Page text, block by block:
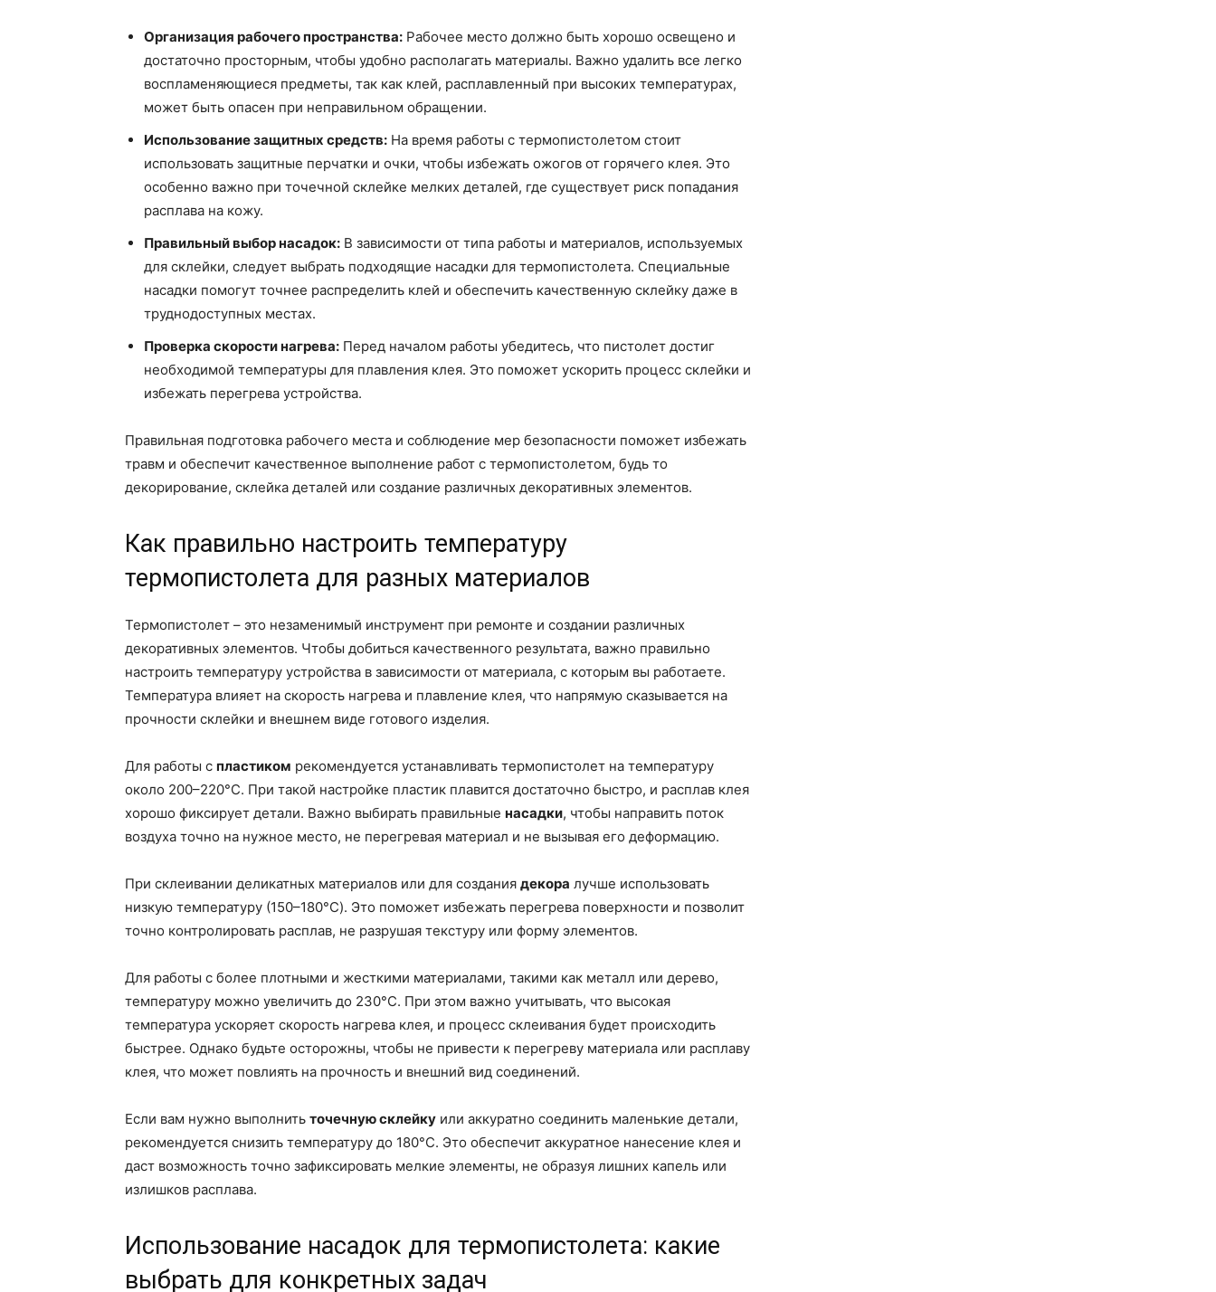
Организация рабочего пространства: Рабочее место должно быть хорошо освещено и
достаточно просторным, чтобы удобно располагать материалы. Важно удалить все легко
воспламеняющиеся предметы, так как клей, расплавленный при высоких температурах,
может быть опасен при неправильном обращении.
Использование защитных средств: На время работы с термопистолетом стоит
использовать защитные перчатки и очки, чтобы избежать ожогов от горячего клея. Это
особенно важно при точечной склейке мелких деталей, где существует риск попадания
расплава на кожу.
Правильный выбор насадок: В зависимости от типа работы и материалов, используемых
для склейки, следует выбрать подходящие насадки для термопистолета. Специальные
насадки помогут точнее распределить клей и обеспечить качественную склейку даже в
труднодоступных местах.
Проверка скорости нагрева: Перед началом работы убедитесь, что пистолет достиг
необходимой температуры для плавления клея. Это поможет ускорить процесс склейки и
избежать перегрева устройства.
Правильная подготовка рабочего места и соблюдение мер безопасности поможет избежать
травм и обеспечит качественное выполнение работ с термопистолетом, будь то
декорирование, склейка деталей или создание различных декоративных элементов.
Как правильно настроить температуру
термопистолета для разных материалов
Термопистолет – это незаменимый инструмент при ремонте и создании различных
декоративных элементов. Чтобы добиться качественного результата, важно правильно
настроить температуру устройства в зависимости от материала, с которым вы работаете.
Температура влияет на скорость нагрева и плавление клея, что напрямую сказывается на
прочности склейки и внешнем виде готового изделия.
Для работы с пластиком рекомендуется устанавливать термопистолет на температуру
около 200–220°C. При такой настройке пластик плавится достаточно быстро, и расплав клея
хорошо фиксирует детали. Важно выбирать правильные насадки, чтобы направить поток
воздуха точно на нужное место, не перегревая материал и не вызывая его деформацию.
При склеивании деликатных материалов или для создания декора лучше использовать
низкую температуру (150–180°C). Это поможет избежать перегрева поверхности и позволит
точно контролировать расплав, не разрушая текстуру или форму элементов.
Для работы с более плотными и жесткими материалами, такими как металл или дерево,
температуру можно увеличить до 230°C. При этом важно учитывать, что высокая
температура ускоряет скорость нагрева клея, и процесс склеивания будет происходить
быстрее. Однако будьте осторожны, чтобы не привести к перегреву материала или расплаву
клея, что может повлиять на прочность и внешний вид соединений.
Если вам нужно выполнить точечную склейку или аккуратно соединить маленькие детали,
рекомендуется снизить температуру до 180°C. Это обеспечит аккуратное нанесение клея и
даст возможность точно зафиксировать мелкие элементы, не образуя лишних капель или
излишков расплава.
Использование насадок для термопистолета: какие
выбрать для конкретных задач